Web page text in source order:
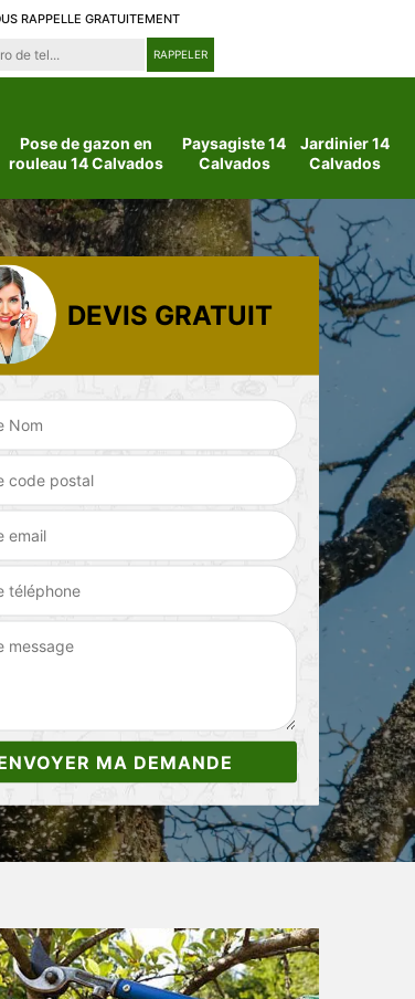
RAPPELLE GRATUITEMENT
Pose de gazon en
rouleau 14 Calvados
Paysagiste 14
Calvados
Jardinier 14
Calvados
Jardinier 14
Paysagiste 14
DEVIS GRATUIT